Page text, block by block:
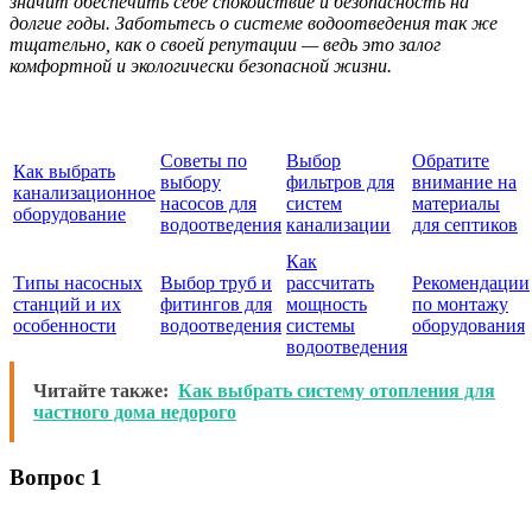
долгие годы. Заботьтесь о системе водоотведения так же
тщательно, как о своей репутации — ведь это залог
комфортной и экологически безопасной жизни.
Как выбрать
канализационное
оборудование
Советы по
выбору
насосов для
водоотведения
Выбор
фильтров для
систем
канализации
Обратите
внимание на
материалы
для септиков
Типы насосных
станций и их
особенности
Выбор труб и
фитингов для
водоотведения
Как
рассчитать
мощность
системы
водоотведения
Рекомендации
по монтажу
оборудования
Читайте также: Как выбрать систему отопления для
частного дома недорого
Вопрос 1